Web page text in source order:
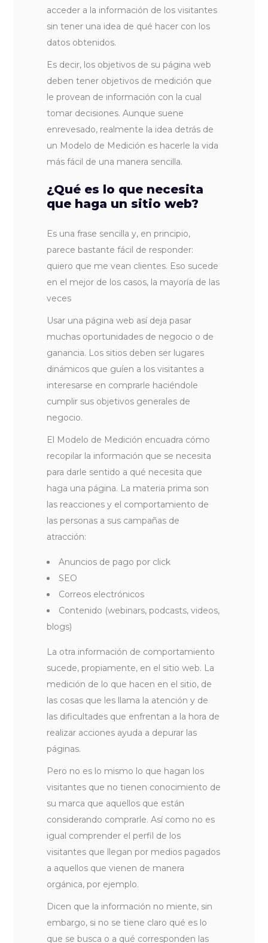
acceder a la información de los visitantes
sin tener una idea de qué hacer con los
datos obtenidos.
Es decir, los objetivos de su página web
deben tener objetivos de medición que
le provean de información con la cual
tomar decisiones. Aunque suene
enrevesado, realmente la idea detrás de
un Modelo de Medición es hacerle la vida
más fácil de una manera sencilla.
¿Qué es lo que necesita
que haga un sitio web?
Es una frase sencilla y, en principio,
parece bastante fácil de responder:
quiero que me vean clientes. Eso sucede
en el mejor de los casos, la mayoría de las
veces
Usar una página web así deja pasar
muchas oportunidades de negocio o de
ganancia. Los sitios deben ser lugares
dinámicos que guíen a los visitantes a
interesarse en comprarle haciéndole
cumplir sus objetivos generales de
negocio.
El Modelo de Medición encuadra cómo
recopilar la información que se necesita
para darle sentido a qué necesita que
haga una página. La materia prima son
las reacciones y el comportamiento de
las personas a sus campañas de
atracción:
Anuncios de pago por click
SEO
Correos electrónicos
Contenido (webinars, podcasts, videos,
blogs)
La otra información de comportamiento
sucede, propiamente, en el sitio web. La
medición de lo que hacen en el sitio, de
las cosas que les llama la atención y de
las dificultades que enfrentan a la hora de
realizar acciones ayuda a depurar las
páginas.
Pero no es lo mismo lo que hagan los
visitantes que no tienen conocimiento de
su marca que aquellos que están
considerando comprarle. Así como no es
igual comprender el perfil de los
visitantes que llegan por medios pagados
a aquellos que vienen de manera
orgánica, por ejemplo.
Dicen que la información no miente, sin
embargo, si no se tiene claro qué es lo
que se busca o a qué corresponden las